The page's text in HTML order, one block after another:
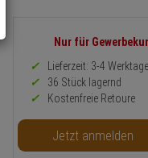
Informationen
Preis,
Verfügbakeit
und
oder
Konfigurieren-
Button
Nur für
Lieferzeit: 3-4
36 Stück lagernd
Kostenfreie Retoure
Jetzt anmelden